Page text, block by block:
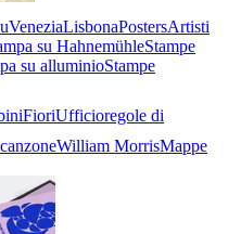
VeneziaLisbonaPostersArtisti
su HahnemühleStampe
su alluminioStampe
FioriUfficioregole di
William MorrisMappe